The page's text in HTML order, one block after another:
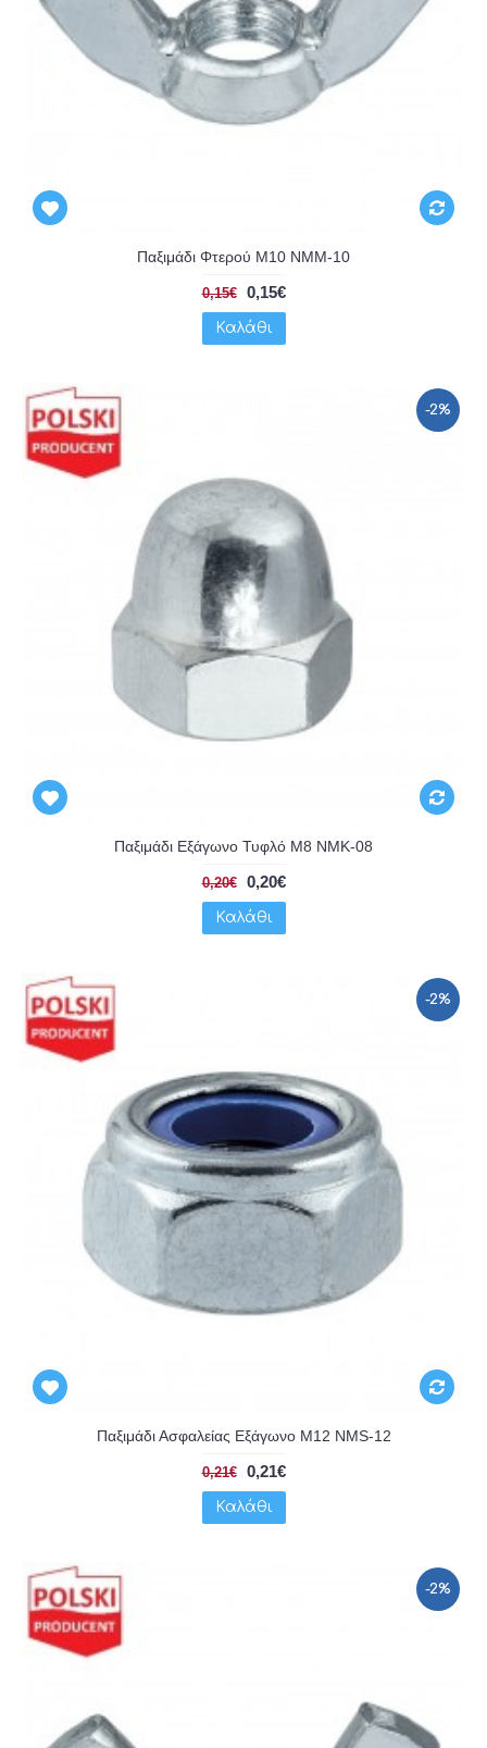
Παξιμάδι Φτερού Μ10 NMM-10
0,15€ 0,15€
Καλάθι
-2%
Παξιμάδι Εξάγωνο Τυφλό Μ8 NMK-08
0,20€ 0,20€
Καλάθι
-2%
Παξιμάδι Ασφαλείας Εξάγωνο Μ12 NMS-12
0,21€ 0,21€
Καλάθι
-2%